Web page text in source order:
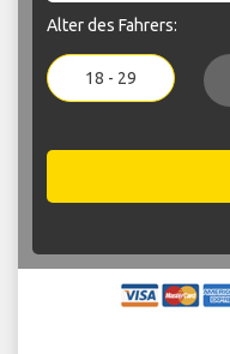
Alter des Fahrers:
18 - 29